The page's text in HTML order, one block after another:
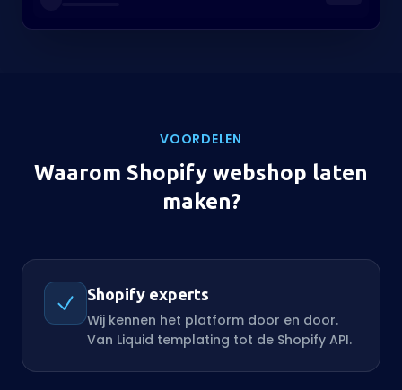
VOORDELEN
Waarom Shopify webshop laten
maken?
Shopify experts
Wij kennen het platform door en door.
Van Liquid templating tot de Shopify API.